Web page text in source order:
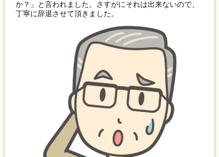
か？」と言われました。さすがにそれは出来ないので、
丁寧に辞退させて頂きました。